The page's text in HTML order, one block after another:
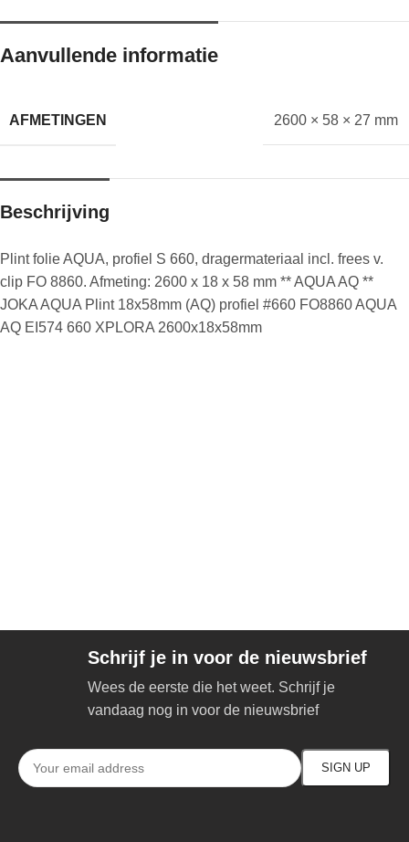
Aanvullende informatie
AFMETINGEN 2600 × 58 × 27 mm
Beschrijving
Plint folie AQUA, profiel S 660, dragermateriaal incl. frees v.
clip FO 8860. Afmeting: 2600 x 18 x 58 mm ** AQUA AQ **
JOKA AQUA Plint 18x58mm (AQ) profiel #660 FO8860 AQUA
AQ EI574 660 XPLORA 2600x18x58mm
Schrijf je in voor de nieuwsbrief
Wees de eerste die het weet. Schrijf je
vandaag nog in voor de nieuwsbrief